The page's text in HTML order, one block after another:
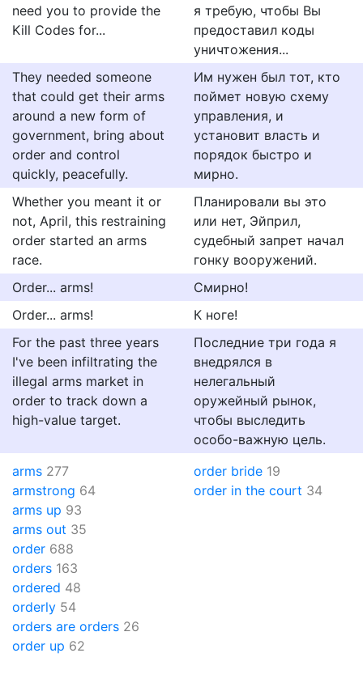
need you to provide the
Kill Codes for...
я требую, чтобы Вы
предоставил коды
уничтожения...
They needed someone
that could get their arms
around a new form of
government, bring about
order and control
quickly, peacefully.
Им нужен был тот, кто
поймет новую схему
управления, и
установит власть и
порядок быстро и
мирно.
Whether you meant it or
not, April, this restraining
order started an arms
race.
Планировали вы это
или нет, Эйприл,
судебный запрет начал
гонку вооружений.
Order... arms!
Смирно!
Order... arms!
К ноге!
For the past three years
I've been infiltrating the
illegal arms market in
order to track down a
high-value target.
Последние три года я
внедрялся в
нелегальный
оружейный рынок,
чтобы выследить
особо-важную цель.
arms 277
armstrong 64
arms up 93
arms out 35
order 688
orders 163
ordered 48
orderly 54
orders are orders 26
order up 62
order bride 19
order in the court 34